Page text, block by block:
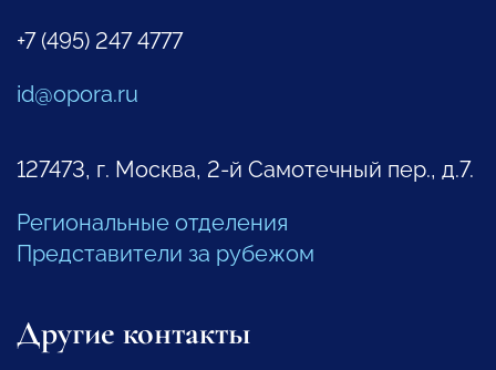
+7 (495) 247 4777
id@opora.ru
127473, г. Москва, 2-й Самотечный пер., д.7.
Региональные отделения
Представители за рубежом
Другие контакты